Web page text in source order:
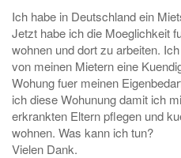
Ich habe in Deutschland ein
Jetzt habe ich die Moeglichkeit
wohnen und dort zu arbeiten.
von meinen Mietern eine
Wohung fuer meinen
ich diese Wohunung damit ich
erkrankten Eltern pflegen und
wohnen. Was kann ich tun?
Vielen Dank.